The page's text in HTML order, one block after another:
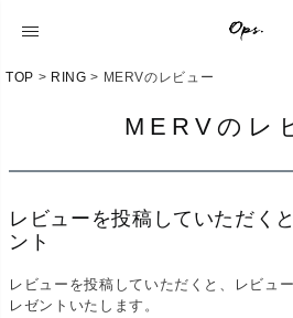
TOP RING MERVのレビュー
MERVのレ
レビューを投稿していただく
ント
レビューを投稿していただくと、レビュ
レゼントいたします。